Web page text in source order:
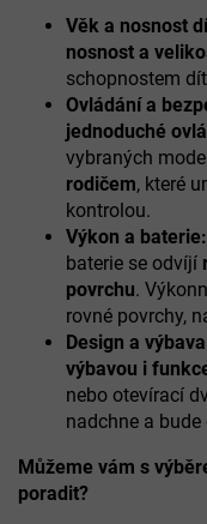
Věk a nosnost
nosnost a
schopnostem
Ovládání a
jednoduché
vybraných
rodičem, které
kontrolou.
Výkon a baterie:
baterie se odvíjí
povrchu.
rovné povrchy,
Design a
výbavou i
nebo otevírací
nadchne a
Můžeme vám s
poradit?